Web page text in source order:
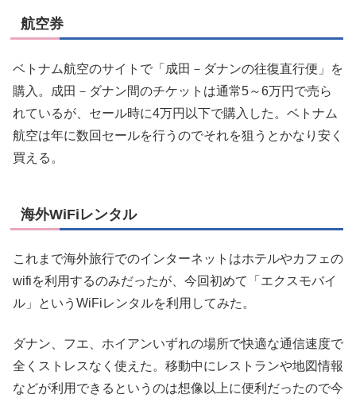
航空券
ベトナム航空のサイトで「成田－ダナンの往復直行便」を
購入。成田－ダナン間のチケットは通常5～6万円で売ら
れているが、セール時に4万円以下で購入した。ベトナム
航空は年に数回セールを行うのでそれを狙うとかなり安く
買える。
海外WiFiレンタル
これまで海外旅行でのインターネットはホテルやカフェの
wifiを利用するのみだったが、今回初めて「エクスモバイ
ル」というWiFiレンタルを利用してみた。
ダナン、フエ、ホイアンいずれの場所で快適な通信速度で
全くストレスなく使えた。移動中にレストランや地図情報
などが利用できるというのは想像以上に便利だったので今